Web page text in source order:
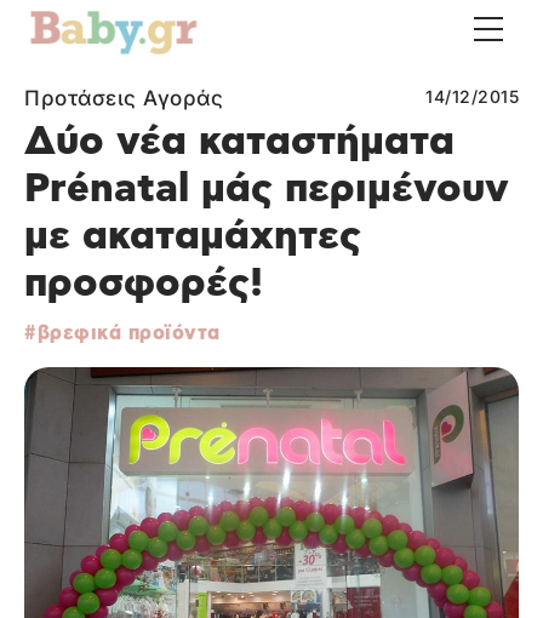
Προτάσεις Αγοράς 14/12/2015
Δύο νέα καταστήματα
Prénatal μάς περιμένουν
με ακαταμάχητες
προσφορές!
βρεφικά προϊόντα